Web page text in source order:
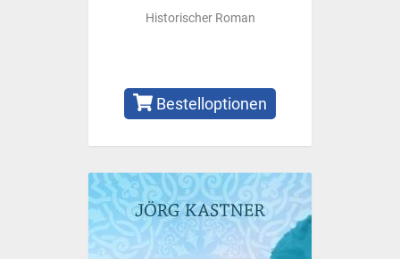
Historischer Roman
Bestelloptionen